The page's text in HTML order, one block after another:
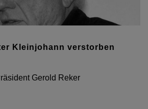
Kleinjohann verstorben
Gerold Reker